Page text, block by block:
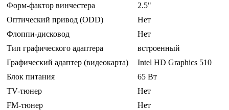
Форм-фактор винчестера
2.5"
Оптический привод (ODD)
Нет
Флоппи-дисковод
Нет
Тип графического адаптера
встроенный
Графический адаптер (видеокарта)
Intel HD Graphics 510
Блок питания
65 Вт
TV-тюнер
Нет
FM-тюнер
Нет